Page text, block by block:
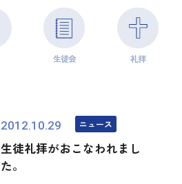
生徒会 礼拝
2012.10.29 ニュース
生徒礼拝がおこなわれまし
た。